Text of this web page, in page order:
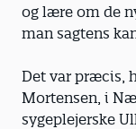
og lære om de
man sagtens
Det var præcis,
Mortensen, i
sygeplejerske